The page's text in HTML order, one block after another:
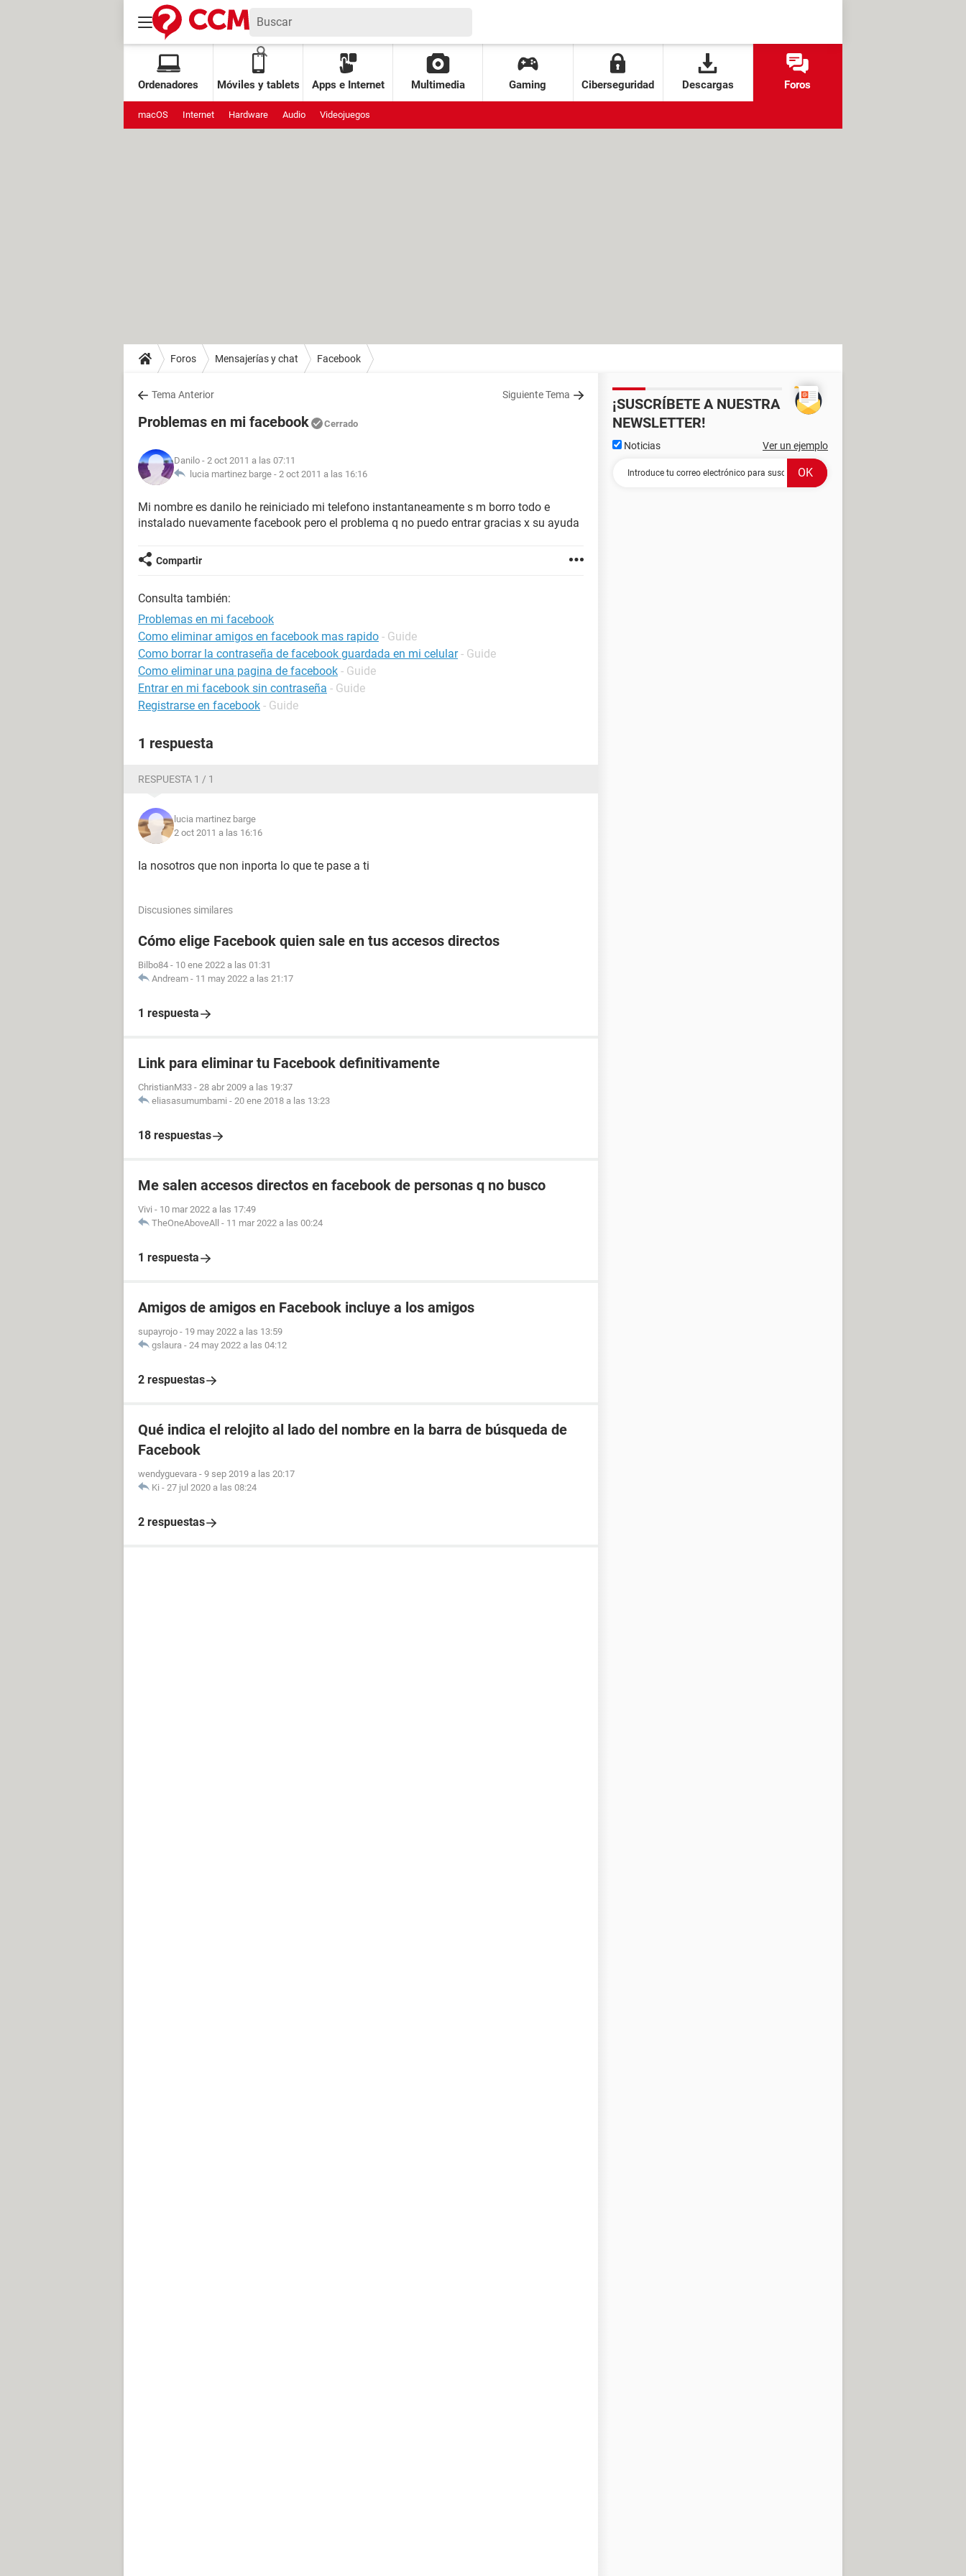
Ordenadores Móviles y tablets Apps e Internet Multimedia Gaming Ciberseguridad Descargas Foros
macOS Internet Hardware Audio Videojuegos
Foros Mensajerías y chat Facebook
Tema Anterior Siguiente Tema
Problemas en mi facebook Cerrado
Danilo - 2 oct 2011 a las 07:11
lucia martinez barge - 2 oct 2011 a las 16:16
Mi nombre es danilo he reiniciado mi telefono instantaneamente s m borro todo e
instalado nuevamente facebook pero el problema q no puedo entrar gracias x su ayuda
Compartir
Consulta también:
Problemas en mi facebook
Como eliminar amigos en facebook mas rapido - Guide
Como borrar la contraseña de facebook guardada en mi celular - Guide
Como eliminar una pagina de facebook - Guide
Entrar en mi facebook sin contraseña - Guide
Registrarse en facebook - Guide
1 respuesta
RESPUESTA 1 / 1
lucia martinez barge
2 oct 2011 a las 16:16
Ia nosotros que non inporta lo que te pase a ti
Discusiones similares
Cómo elige Facebook quien sale en tus accesos directos
Bilbo84 - 10 ene 2022 a las 01:31
Andream - 11 may 2022 a las 21:17
1 respuesta
Link para eliminar tu Facebook definitivamente
ChristianM33 - 28 abr 2009 a las 19:37
eliasasumumbami - 20 ene 2018 a las 13:23
18 respuestas
Me salen accesos directos en facebook de personas q no busco
Vivi - 10 mar 2022 a las 17:49
TheOneAboveAll - 11 mar 2022 a las 00:24
1 respuesta
Amigos de amigos en Facebook incluye a los amigos
supayrojo - 19 may 2022 a las 13:59
gslaura - 24 may 2022 a las 04:12
2 respuestas
Qué indica el relojito al lado del nombre en la barra de búsqueda de
Facebook
wendyguevara - 9 sep 2019 a las 20:17
Ki - 27 jul 2020 a las 08:24
2 respuestas
¡SUSCRÍBETE A NUESTRA
NEWSLETTER!
Noticias Ver un ejemplo